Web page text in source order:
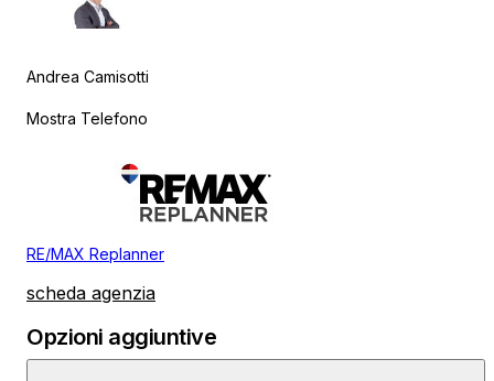
Andrea Camisotti
Mostra Telefono
RE/MAX Replanner
scheda agenzia
Opzioni aggiuntive